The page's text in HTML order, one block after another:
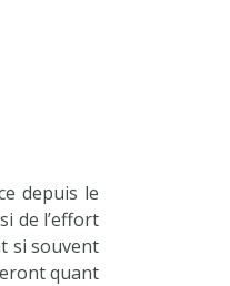
depuis le
de l’effort
si souvent
quant